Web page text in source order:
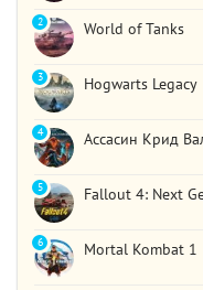
World of Tanks
2
Hogwarts Legacy
3
Ассасин Крид
4
Fallout 4: Next
5
Mortal Kombat 1
6